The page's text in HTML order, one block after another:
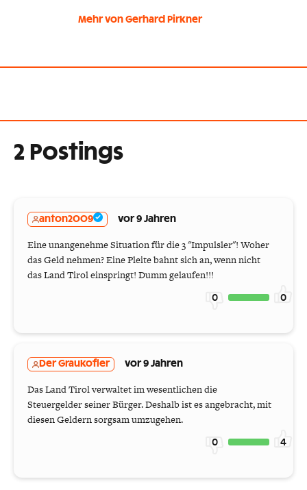
Mehr von Gerhard Pirkner
2 Postings
anton2009 vor 9 Jahren
Eine unangenehme Situation für die 3 "Impulsler"! Woher
das Geld nehmen? Eine Pleite bahnt sich an, wenn nicht
das Land Tirol einspringt! Dumm gelaufen!!!
0 0
Der Graukofler vor 9 Jahren
Das Land Tirol verwaltet im wesentlichen die
Steuergelder seiner Bürger. Deshalb ist es angebracht, mit
diesen Geldern sorgsam umzugehen.
0 4